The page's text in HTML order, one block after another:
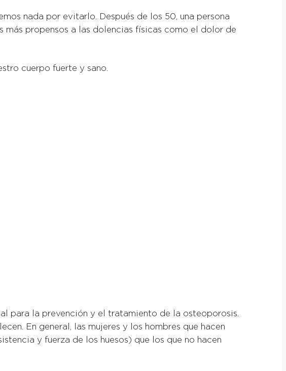
nada por evitarlo. Después de los 50, una persona
más propensos a las dolencias físicas como el dolor de
cuerpo fuerte y sano.
para la prevención y el tratamiento de la osteoporosis.
En general, las mujeres y los hombres que hacen
y fuerza de los huesos) que los que no hacen